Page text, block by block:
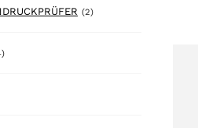
(2)2 products
4 products